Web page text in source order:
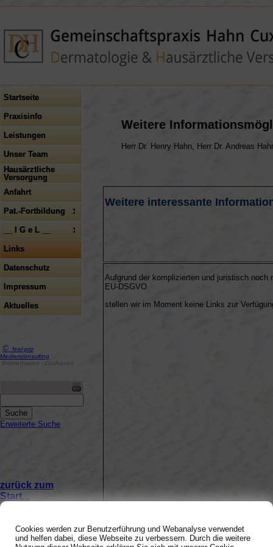
Startseite
Praxisinfo
Leistungen
Unser Team
Hausärztliche
Versorgung
Anfahrt
Pat.-Fortbildung
__ I G e L __
Links
Datenschutz
Impressum
Aktuelles
© feel-pro
Medienconsulting
Bremerhaven - Cuxhaven
Erweiterte Suche
zurück zum
Start...
Weitere
Herr Dr. Henry Hahn, Herr Dr. Andreas
Weitere interessante
Aufgrund der komplizierten und juristisch noch
EU-DSGVO
stellen wir im Moment keine Links zur
Cookies werden zur Benutzerführung und Webanalyse verwendet
und helfen dabei, diese Webseite zu verbessern. Durch die weitere